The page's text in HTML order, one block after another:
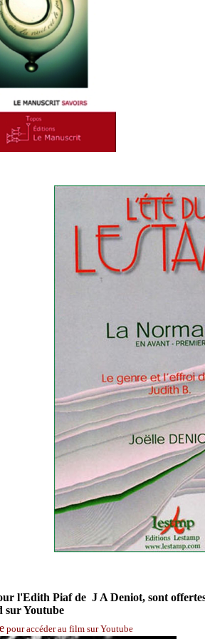
l'Edith Piaf de J A Deniot, sont
sur Youtube
pour accéder au film sur Youtube